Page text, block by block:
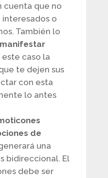
cuenta que no
o
También lo
manifestar
este caso la
te dejen sus
con esta
lo antes
de
una
bidireccional. El
debe ser